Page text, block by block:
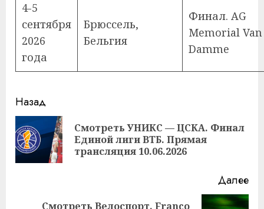
4-5
сентября
2026
года
Брюссель,
Бельгия
Финал. AG
Memorial Van
Damme
Продолжить
чтение
Назад
Смотреть УНИКС — ЦСКА. Финал
Единой лиги ВТБ. Прямая
трансляция 10.06.2026
Далее
Смотреть Велоспорт. Franco